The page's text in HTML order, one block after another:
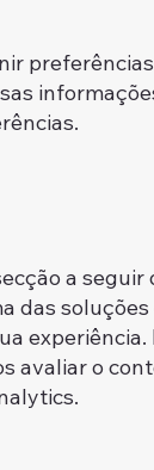
a
das
avaliar o
oficial